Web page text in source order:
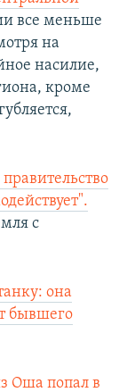
все меньше
на
насилие,
кроме
с
она
бывшего
Оша попал в